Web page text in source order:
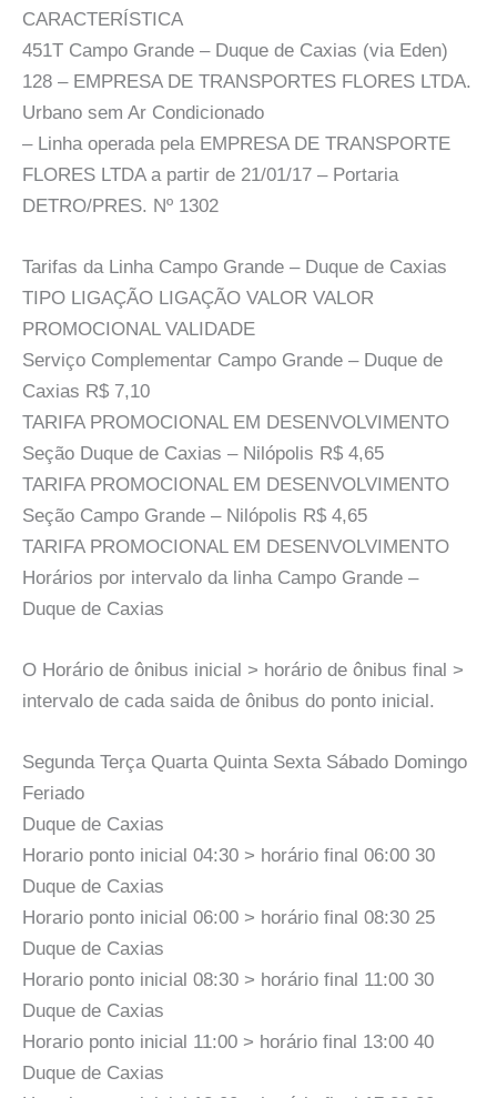
CARACTERÍSTICA
451T Campo Grande – Duque de Caxias (via Eden)
128 – EMPRESA DE TRANSPORTES FLORES LTDA.
Urbano sem Ar Condicionado
– Linha operada pela EMPRESA DE TRANSPORTE
FLORES LTDA a partir de 21/01/17 – Portaria
DETRO/PRES. Nº 1302
Tarifas da Linha Campo Grande – Duque de Caxias
TIPO LIGAÇÃO LIGAÇÃO VALOR VALOR
PROMOCIONAL VALIDADE
Serviço Complementar Campo Grande – Duque de
Caxias R$ 7,10
TARIFA PROMOCIONAL EM DESENVOLVIMENTO
Seção Duque de Caxias – Nilópolis R$ 4,65
TARIFA PROMOCIONAL EM DESENVOLVIMENTO
Seção Campo Grande – Nilópolis R$ 4,65
TARIFA PROMOCIONAL EM DESENVOLVIMENTO
Horários por intervalo da linha Campo Grande –
Duque de Caxias
O Horário de ônibus inicial > horário de ônibus final >
intervalo de cada saida de ônibus do ponto inicial.
Segunda Terça Quarta Quinta Sexta Sábado Domingo
Feriado
Duque de Caxias
Horario ponto inicial 04:30 > horário final 06:00 30
Duque de Caxias
Horario ponto inicial 06:00 > horário final 08:30 25
Duque de Caxias
Horario ponto inicial 08:30 > horário final 11:00 30
Duque de Caxias
Horario ponto inicial 11:00 > horário final 13:00 40
Duque de Caxias